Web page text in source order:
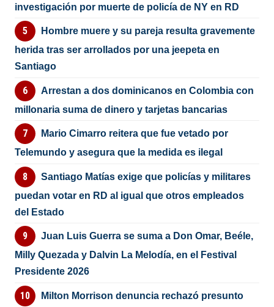
investigación por muerte de policía de NY en RD
Hombre muere y su pareja resulta gravemente
herida tras ser arrollados por una jeepeta en
Santiago
Arrestan a dos dominicanos en Colombia con
millonaria suma de dinero y tarjetas bancarias
Mario Cimarro reitera que fue vetado por
Telemundo y asegura que la medida es ilegal
Santiago Matías exige que policías y militares
puedan votar en RD al igual que otros empleados
del Estado
Juan Luis Guerra se suma a Don Omar, Beéle,
Milly Quezada y Dalvin La Melodía, en el Festival
Presidente 2026
Milton Morrison denuncia rechazó presunto